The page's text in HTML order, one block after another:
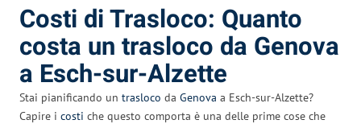
Costi di Trasloco: Quanto
costa un trasloco da Genova
a Esch-sur-Alzette
Stai pianificando un trasloco da Genova a Esch-sur-Alzette?
Capire i costi che questo comporta è una delle prime cose che